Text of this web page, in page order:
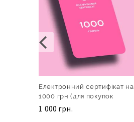
Електронний сертифікат на
1000 грн (для покупок
онлайн)
1 000 грн.